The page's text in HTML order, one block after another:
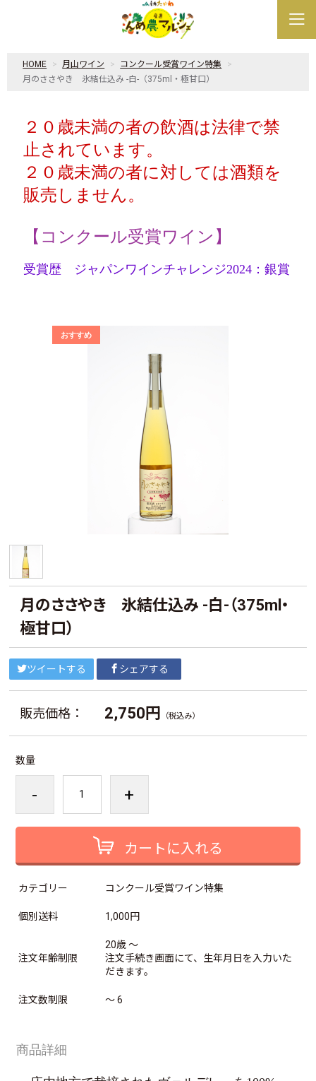
HOME 月山ワイン
コンクール受賞ワイン特集
月のささやき 氷結仕込み -白-（375ml・極甘口）
２０歳未満の者の飲酒は法律で禁
止されています。
２０歳未満の者に対しては酒類を
販売しません。
【コンクール受賞ワイン】
受賞歴 ジャパンワインチャレンジ2024：銀賞
月のささやき 氷結仕込み -白-（375ml・
極甘口）
ツイートする シェアする
販売価格： 2,750円 （税込み）
数量
- +
カートに入れる
カテゴリー コンクール受賞ワイン特集
個別送料 1,000円
注文年齢制限
20歳 ～
注文手続き画面にて、生年月日を入力いた
だきます。
注文数制限 ～ 6
商品詳細